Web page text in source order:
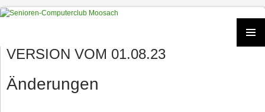
Zum
VERSION VOM 01.08.23
Änderungen